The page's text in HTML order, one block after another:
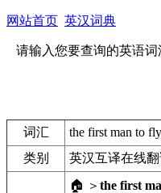
网站首页 英汉词典
请输入您要查询的英语词
词汇
the first man to
类别
英汉互译在线
🏠 ＞ the first